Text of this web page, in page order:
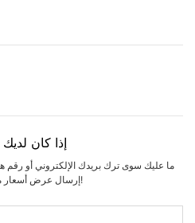
إذا كان لديك
ما عليك سوى ترك بريدك الإلكتروني أو رقم
إرسال عرض أسعار مجاني لمجموعتنا الواسعة من التصاميم!